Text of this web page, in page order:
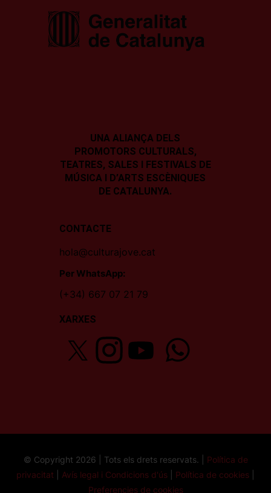
UNA ALIANÇA DELS
PROMOTORS CULTURALS,
TEATRES, SALES I FESTIVALS DE
MÚSICA I D’ARTS ESCÈNIQUES
DE CATALUNYA.
CONTACTE
hola@culturajove.cat
Per WhatsApp:
(+34) 667 07 21 79
XARXES
© Copyright 2026 | Tots els drets reservats. | Política de
privacitat
Avís legal i Condicions d'ús Política de cookies
Preferencies de cookies